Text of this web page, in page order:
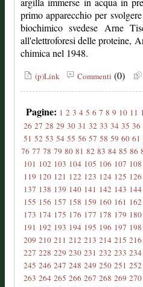
primo apparecchio per
biochimico svedese Arne
all'elettroforesi delle proteine,
chimica nel 1948.
(p)Link Commenti (0)
Pagine: 1 2 3 4 5 6 7 8 9 10 11
26 27 28 29 30 31 32 33 34 35 36
51 52 53 54 55 56 57 58 59 60 61
76 77 78 79 80 81 82 83 84 85 86
101 102 103 104 105 106 107 108
119 120 121 122 123 124 125 126
137 138 139 140 141 142 143 144
155 156 157 158 159 160 161 162
173 174 175 176 177 178 179 180
191 192 193 194 195 196 197 198
209 210 211 212 213 214 215 216
227 228 229 230 231 232 233 234
245 246 247 248 249 250 251 252
263 264 265 266 267 268 269 270